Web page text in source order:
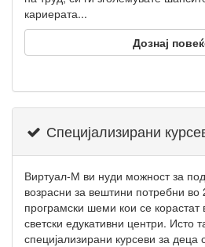
кариерата...
Дознај
Специјализирани
Виртуал-М ви нуди можност за
возрасни за вештини потребни во
програмски шеми кои се корастат
светски едукативни центри. Исто
специјализирани курсеви за деца